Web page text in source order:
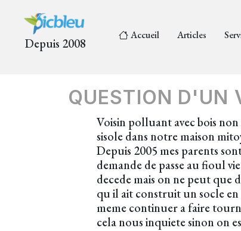
Depuis 2008
Accueil Articles
QUESTION D'UN
Voisin polluant avec bois
sisole dans notre maison
Depuis 2005 mes parents
demande de passe au fioul
decede mais on ne peut que
qu il ait construit un socle
meme continuer a faire
cela nous inquiete sinon on